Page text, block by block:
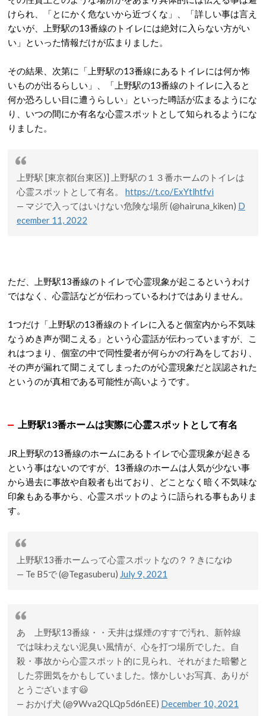
けられ、「とにかく危ないから近づくな」、「詳しい事は言え
ないが、上野駅の13番線のトイレには絶対に入らない方がい
い」といった情報だけが広まりました。
その結果、次第に「上野駅の13番線にあるトイレには何か怖
いものが出るらしい」、「上野駅の13番線のトイレに入ると
何か恐ろしい目に遭うらしい」といった噂話が広まるようにな
り、いつの間にか有名な心霊スポットとして知られるようにな
りました。
上野駅 [東京都(台東区)] 上野駅の１３番ホームのトイレは
心霊スポットとして有名。 https://t.co/ExYtlhtfvi
— マジで入ってはいけない危険な場所 (@hairuna_kiken) D
ecember 11, 2022
ただ、上野駅13番線のトイレで心霊現象が起こるというわけ
ではなく、心霊話などが伝わっているわけではありません。
1つだけ「上野駅の13番線のトイレに入ると個室内から不気味
なうめき声が聞こえる」という心霊話が伝わっていますが、こ
れはつまり、個室の中で同性愛者が何らかの行為をしており、
その声が漏れて聞こえてしまったのが心霊現象だと誤認された
というのが真相である可能性が高いようです。
上野駅13番ホームは実際に心霊スポットとして有名
JR上野駅の13番線のホームにあるトイレで心霊現象が起きる
という事はないのですが、13番線のホームは人気が少ない事
から過去に事故や自殺者も出ており、どことなく暗く不気味な
印象もある事から、心霊スポットのように語られる事もありま
す。
上野駅13番ホームって心霊スポットなの？？きになゆ
— Te B5で (@Tegasuberu) July 9, 2021
あゝ上野駅13番線・・天井は煤煙のすすで汚れ、新幹線
では味わえない泥臭い風情が、心を打つ場所でした。自
殺・事故から心霊スポット的に見られ、それがまた暗鬱と
した雰囲気をかもしていました。懐かしいお写真、ありが
とうございます😃
— おかげ犬 (@9Wva2QLQp5d6nEE) December 10, 2021